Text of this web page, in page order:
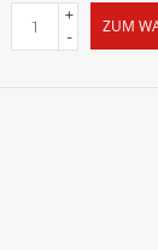
+
-
ZUM